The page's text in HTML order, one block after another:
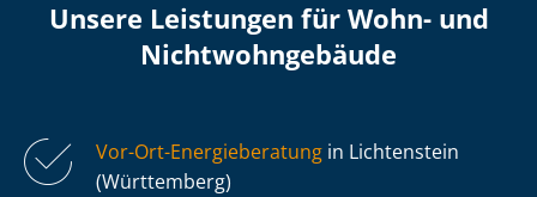
Unsere Leistungen für Wohn- und
Nicht­wohn­ge­bäu­de
Vor-Ort-Energieberatung in Lichtenstein
(Württemberg)